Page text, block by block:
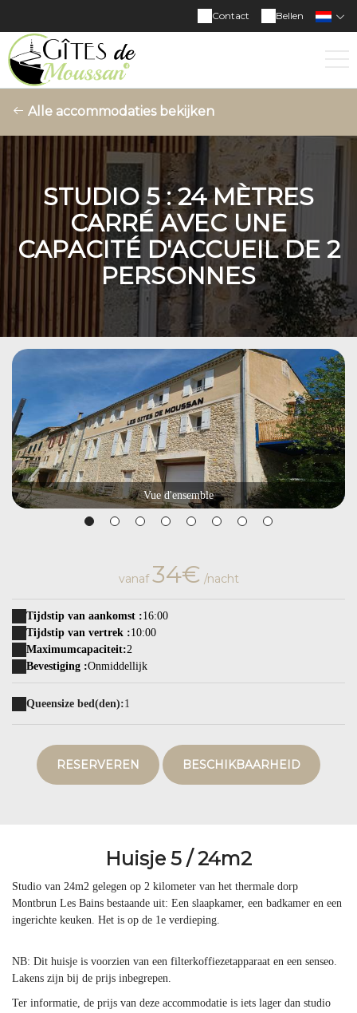
Bellen
Contact
Alle accommodaties bekijken
STUDIO 5 : 24 MÈTRES
CARRÉ AVEC UNE
CAPACITÉ D'ACCUEIL DE 2
PERSONNES
Vue d'ensemble
vanaf 34€ /nacht
Tijdstip van aankomst :16:00
Tijdstip van vertrek :10:00
Maximumcapaciteit:2
Bevestiging :Onmiddellijk
Queensize bed(den):1
RESERVEREN BESCHIKBAARHEID
Huisje 5 / 24m2
Studio van 24m2 gelegen op 2 kilometer van het thermale dorp
Montbrun Les Bains bestaande uit: Een slaapkamer, een badkamer en een
ingerichte keuken. Het is op de 1e verdieping.
NB: Dit huisje is voorzien van een filterkoffiezetapparaat en een senseo.
Lakens zijn bij de prijs inbegrepen.
Ter informatie, de prijs van deze accommodatie is iets lager dan studio